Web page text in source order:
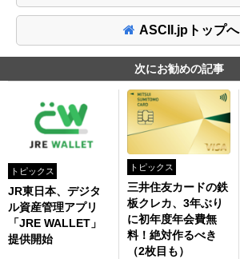
ASCII.jpトップへ
次にお勧めの記事
トピックス
JR東日本、デジタ
ル資産管理アプリ
「JRE WALLET」
提供開始
トピックス
三井住友カードの鉄
板クレカ、3年ぶり
に初年度年会費無
料！絶対作るべき
（2枚目も）